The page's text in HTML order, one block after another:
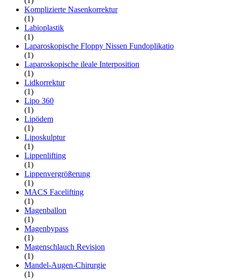
Komplizierte Nasenkorrektur
(1)
Labioplastik
(1)
Laparoskopische Floppy Nissen Fundoplikatio
(1)
Laparoskopische ileale Interposition
(1)
Lidkorrektur
(1)
Lipo 360
(1)
Lipödem
(1)
Liposkulptur
(1)
Lippenlifting
(1)
Lippenvergrößerung
(1)
MACS Facelifting
(1)
Magenballon
(1)
Magenbypass
(1)
Magenschlauch Revision
(1)
Mandel-Augen-Chirurgie
(1)